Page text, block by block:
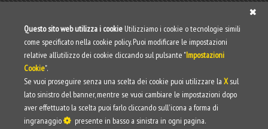
Web Privacy Policy
Informativa clienti/fornitori
Questo sito web utilizza i cookie Utilizziamo i cookie o tecnologie simili
come specificato nella cookie policy. Puoi modificare le impostazioni
relative all’utilizzo dei cookie cliccando sul pulsante "Impostazioni
Cookie".
Se vuoi proseguire senza una scelta dei cookie puoi utilizzare la Xsul
lato sinistro del banner, mentre se vuoi cambiare le impostazioni dopo
aver effettuato la scelta puoi farlo cliccando sull'icona a forma di
ingranaggio
presente in basso a sinistra in ogni pagina.